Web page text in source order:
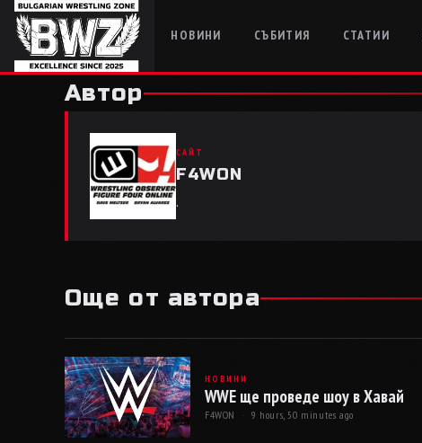
НОВИНИ СЪБИТИЯ СТАТИИ
Автор
САЙТ
F4WON
.
Още от автора
НОВИНИ
WWE ще проведе шоу в Хавай
F4WON · 9 hours, 50 minutes ago